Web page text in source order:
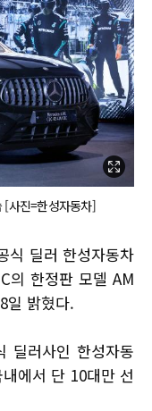
[사진=한성자동차]
식 딜러 한성자동차
의 한정판 모델 AM
일 밝혔다.
딜러사인 한성자동
에서 단 10대만 선